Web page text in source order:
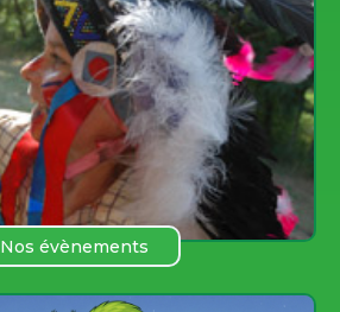
Nos évènements